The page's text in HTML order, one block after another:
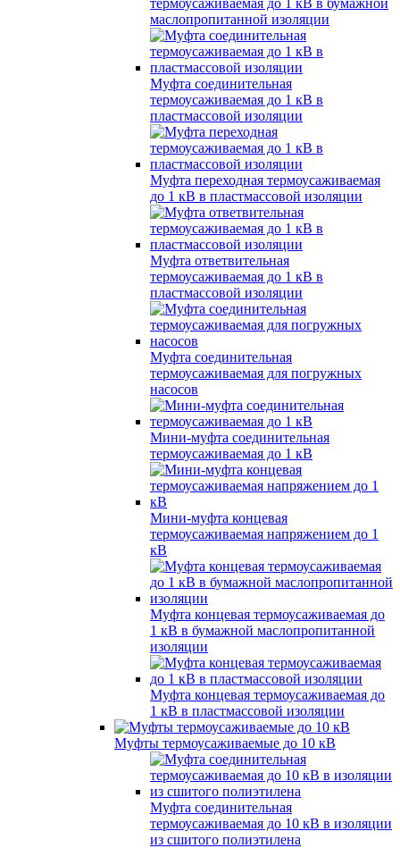
термоусаживаемая до 1 кВ в бумажной
маслопропитанной изоляции
Муфта соединительная
термоусаживаемая до 1 кВ в
пластмассовой изоляции
Муфта переходная термоусаживаемая
до 1 кВ в пластмассовой изоляции
Муфта ответвительная
термоусаживаемая до 1 кВ в
пластмассовой изоляции
Муфта соединительная
термоусаживаемая для погружных
насосов
Мини-муфта соединительная
термоусаживаемая до 1 кВ
Мини-муфта концевая
термоусаживаемая напряжением до 1
кВ
Муфта концевая термоусаживаемая до
1 кВ в бумажной маслопропитанной
изоляции
Муфта концевая термоусаживаемая до
1 кВ в пластмассовой изоляции
Муфты термоусаживаемые до 10 кВ
Муфта соединительная
термоусаживаемая до 10 кВ в изоляции
из сшитого полиэтилена